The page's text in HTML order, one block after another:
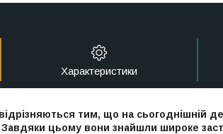
Характеристики
відрізняються тим, що на сьогоднішній
Завдяки цьому вони знайшли широке